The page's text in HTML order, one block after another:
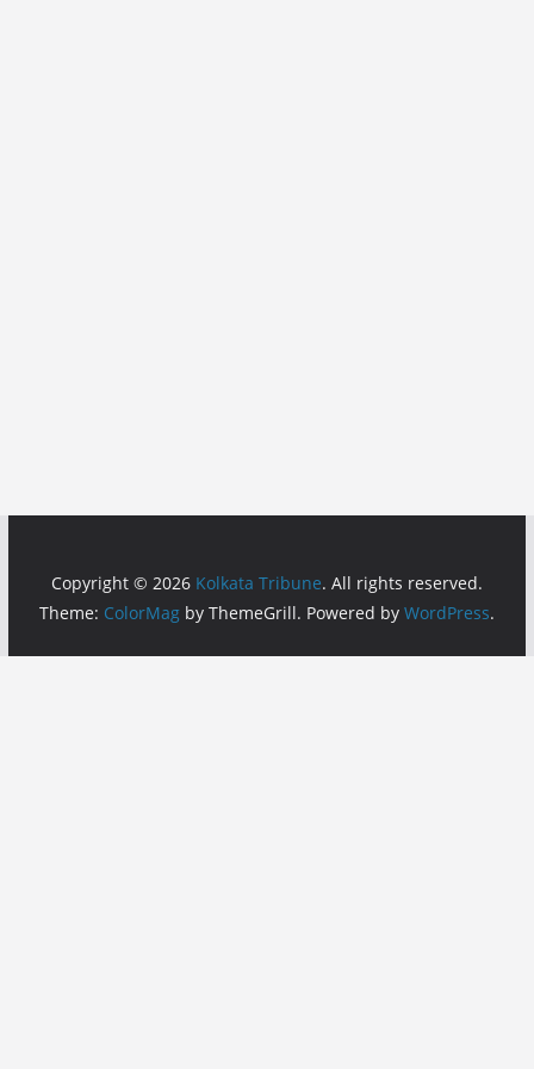
Copyright © 2026 Kolkata Tribune. All rights reserved.
Theme: ColorMagby ThemeGrill. Powered by WordPress.